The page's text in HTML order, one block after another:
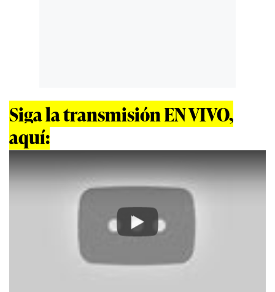
Siga la transmisión EN VIVO,
aquí:
Play